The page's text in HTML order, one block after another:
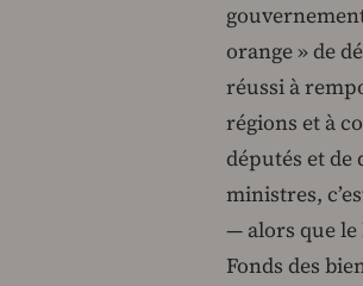
orange » de
réussi à
régions et à
députés et de
ministres,
— alors que le
Fonds des